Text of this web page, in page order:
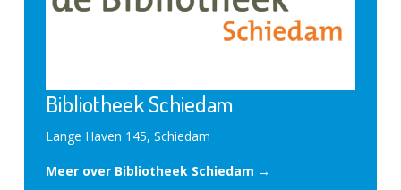
Bibliotheek Schiedam
Lange Haven 145, Schiedam
Meer over Bibliotheek Schiedam →